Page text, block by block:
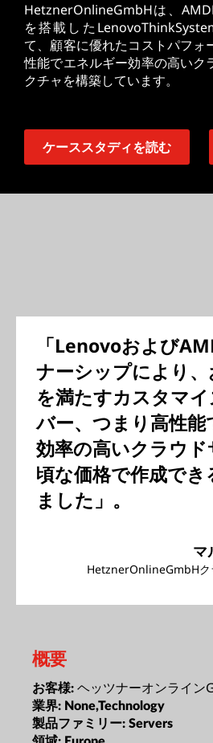
HetznerOnlineGmbHは、
を搭載した
て、顧客に優れたコストパフォ
性能でエネルギー効率の高いク
クチャを構築しています。
ケーススタディを読む
「Lenovoおよび
ナーシップにより
を満たすカスタマ
バー、つまり高性
効率の高いクラウ
頃な価格で作成でき
ました」。
マ
HetznerOnlineGmbHク
概要
お客様: ヘッツナーオンライン
業界: None,Technology
製品ファミリー: Servers